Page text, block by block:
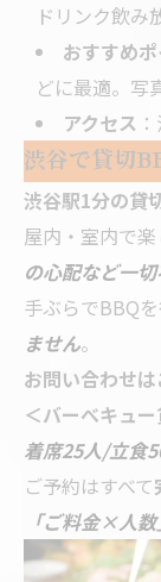
ドリンク飲み
おすすめ
どに最適。写
アクセス
渋谷で貸切
渋谷駅1分の貸
屋内・室内で
の心配など一切
手ぶらでBBQ
ません。
お問い合わせは
＜バーべキュ
着席25人/立食
ご予約はすべて
「ご料金×人数